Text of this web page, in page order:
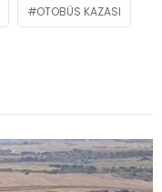
OTOBÜS KAZASI